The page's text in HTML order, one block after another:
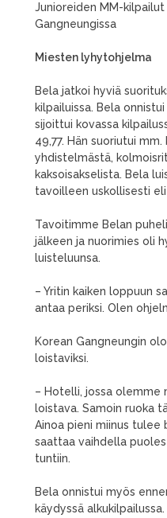
Junioreiden MM-kilpailut
Gangneungissa
Miesten lyhytohjelma
Bela jatkoi hyviä
kilpailuissa. Bela
sijoittui kovassa
49,77. Hän suoriutui
yhdistelmästä,
kaksoisakselista. Bela
tavoilleen uskollisesti
Tavoitimme Belan
jälkeen ja nuorimies oli
luisteluunsa.
– Yritin kaiken loppuun
antaa periksi. Olen
Korean Gangneungin
loistaviksi.
– Hotelli, jossa olemme
loistava. Samoin ruoka
Ainoa pieni miinus tulee
saattaa vaihdella
tuntiin.
Bela onnistui myös
käydyssä